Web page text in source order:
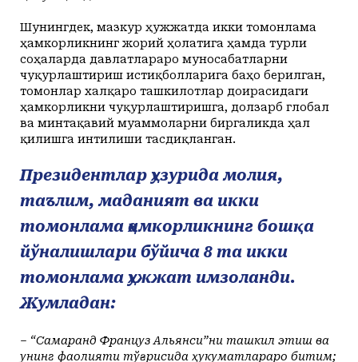
Шунингдек, мазкур ҳужжатда икки томонлама
ҳамкорликнинг жорий ҳолатига ҳамда турли
соҳаларда давлатлараро муносабатларни
чуқурлаштириш истиқболларига баҳо берилган,
томонлар халқаро ташкилотлар доирасидаги
ҳамкорликни чуқурлаштиришга, долзарб глобал
ва минтақавий муаммоларни биргаликда ҳал
қилишга интилиши тасдиқланган.
Президентлар ҳузурида молия,
таълим, маданият ва икки
томонлама ҳамкорликнинг бошқа
йўналишлари бўйича 8 та икки
томонлама ҳужжат имзоланди.
Жумладан:
– “Самарқанд Француз Альянси”ни ташкил этиш ва
унинг фаолияти тўғрисида ҳукуматлараро битим;